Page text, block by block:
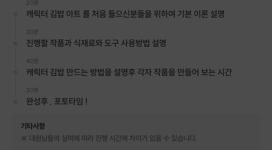
사랑을 표현한 적 한두 번쯤 있으시죠 ?
20분
캐릭터 김밥 아트 를 처음 들으신분들을 위하여 기본 이론 설명
30분
진행할 작품과 식재료와 도구 사용방법 설명
40분
캐릭터 김밥 만드는 방법을 설명후 각자 작품을 만들어 보는 시간
30분
완성후 , 포토타임 !
기타사항
※ 대원님들의 실력에 따라 진행 시간에 차이가 있을 수 있습니다.